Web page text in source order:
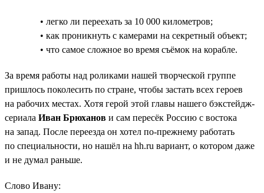
• легко ли переехать за 10 000 километров;
• как проникнуть с камерами на секретный объект;
• что самое сложное во время съёмок на корабле.
За время работы над роликами нашей творческой группе
пришлось поколесить по стране, чтобы застать всех героев
на рабочих местах. Хотя герой этой главы нашего бэкстейдж-
сериала Иван Брюханов и сам пересёк Россию с востока
на запад. После переезда он хотел по-прежнему работать
по специальности, но нашёл на hh.ru вариант, о котором даже
и не думал раньше.
Слово Ивану: